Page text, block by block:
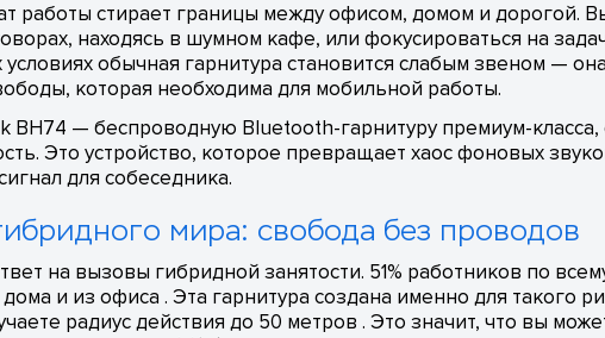
работы стирает границы между офисом, домом и дорогой.
находясь в шумном кафе, или фокусироваться на
условиях обычная гарнитура становится слабым звеном —
которая необходима для мобильной работы.
BH74 — беспроводную Bluetooth-гарнитуру премиум-класса,
Это устройство, которое превращает хаос фоновых
для собеседника.
мира: свобода без проводов
на вызовы гибридной занятости. 51% работников по
и из офиса . Эта гарнитура создана именно для такого
радиус действия до 50 метров . Это значит, что вы